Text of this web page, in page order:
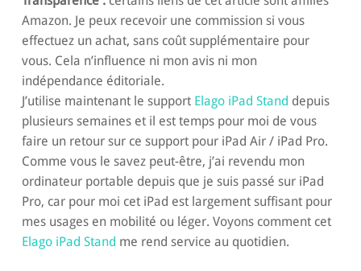
Amazon. Je peux recevoir une commission si vous
effectuez un achat, sans coût supplémentaire pour
vous. Cela n’influence ni mon avis ni mon
indépendance éditoriale.
J’utilise maintenant le support Elago iPad Stand depuis
plusieurs semaines et il est temps pour moi de vous
faire un retour sur ce support pour iPad Air / iPad Pro.
Comme vous le savez peut-être, j’ai revendu mon
ordinateur portable depuis que je suis passé sur iPad
Pro, car pour moi cet iPad est largement suffisant pour
mes usages en mobilité ou léger. Voyons comment cet
Elago iPad Stand me rend service au quotidien.